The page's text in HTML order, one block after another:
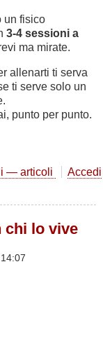
un fisico
3-4 sessioni a
ma mirate.
allenarti ti serva
ti serve solo un
punto per punto.
— articoli
Accedi
chi lo vive